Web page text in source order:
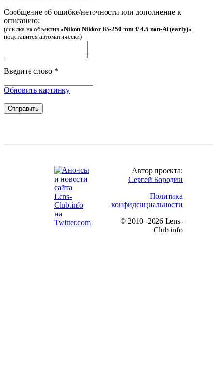
Сообщение об ошибке/неточности или дополнение к
описанию:
(ссылка на объектив «Nikon Nikkor 85-250 mm f/ 4.5 non-Ai (early)»
подставится автоматически)
Введите слово *
Обновить картинку
Автор проекта:
Сергей Бородин
Политика
конфиденциальности
© 2010 -2026 Lens-
Club.info